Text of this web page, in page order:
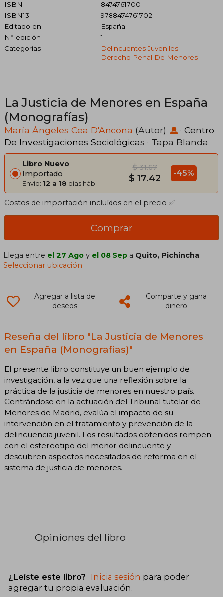
ISBN
8474761700
ISBN13
9788474761702
Editado en
España
N° edición
1
Categorías
Delincuentes Juveniles
Derecho Penal De Menores
La Justicia de Menores en España
(Monografías)
María Ángeles Cea D'Ancona (Autor) · Centro
De Investigaciones Sociológicas · Tapa Blanda
Libro Nuevo
Importado
Envío: 12 a 18 días háb.
$ 31.67
$ 17.42 -45%
Costos de importación incluídos en el precio ✅
Comprar
Llega entre el 27 Ago y el 08 Sep a Quito, Pichincha.
Seleccionar ubicación
Agregar a lista de
deseos
Comparte y gana
dinero
Reseña del libro "La Justicia de Menores
en España (Monografías)"
El presente libro constituye un buen ejemplo de
investigación, a la vez que una reflexión sobre la
práctica de la justicia de menores en nuestro país.
Centrándose en la actuación del Tribunal tutelar de
Menores de Madrid, evalúa el impacto de su
intervención en el tratamiento y prevención de la
delincuencia juvenil. Los resultados obtenidos rompen
con el estereotipo del menor delincuente y
descubren aspectos necesitados de reforma en el
sistema de justicia de menores.
Opiniones del libro
¿Leíste este libro? Inicia sesión para poder
agregar tu propia evaluación.